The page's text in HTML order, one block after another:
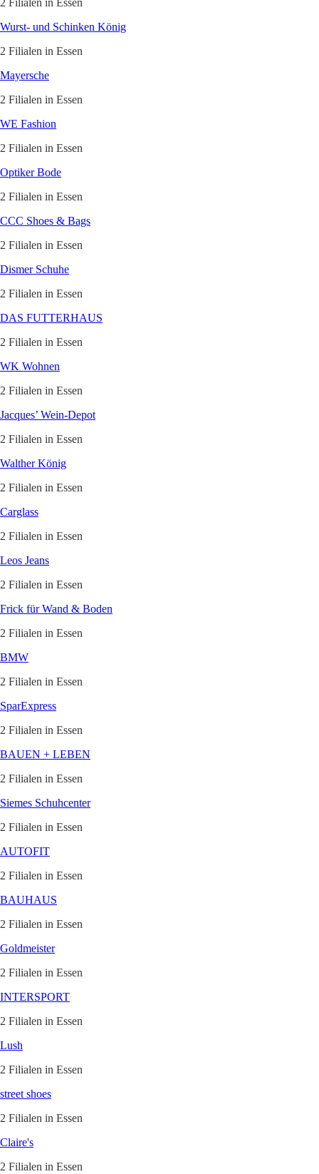
Wurst- und Schinken König
2 Filialen in Essen
Mayersche
2 Filialen in Essen
WE Fashion
2 Filialen in Essen
Optiker Bode
2 Filialen in Essen
CCC Shoes & Bags
2 Filialen in Essen
Dismer Schuhe
2 Filialen in Essen
DAS FUTTERHAUS
2 Filialen in Essen
WK Wohnen
2 Filialen in Essen
Jacques’ Wein-Depot
2 Filialen in Essen
Walther König
2 Filialen in Essen
Carglass
2 Filialen in Essen
Leos Jeans
2 Filialen in Essen
Frick für Wand & Boden
2 Filialen in Essen
BMW
2 Filialen in Essen
SparExpress
2 Filialen in Essen
BAUEN + LEBEN
2 Filialen in Essen
Siemes Schuhcenter
2 Filialen in Essen
AUTOFIT
2 Filialen in Essen
BAUHAUS
2 Filialen in Essen
Goldmeister
2 Filialen in Essen
INTERSPORT
2 Filialen in Essen
Lush
2 Filialen in Essen
street shoes
2 Filialen in Essen
Claire's
2 Filialen in Essen